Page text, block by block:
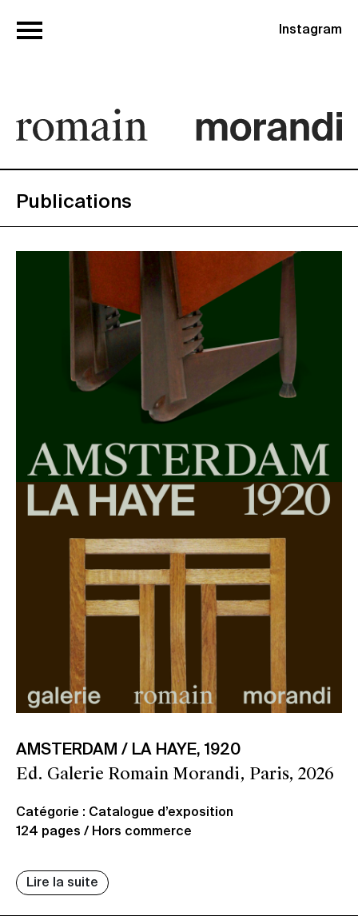
Instagram
Publications
AMSTERDAM / LA HAYE, 1920
Ed. Galerie Romain Morandi, Paris, 2026
Catégorie : Catalogue d’exposition
124 pages / Hors commerce
Lire la suite